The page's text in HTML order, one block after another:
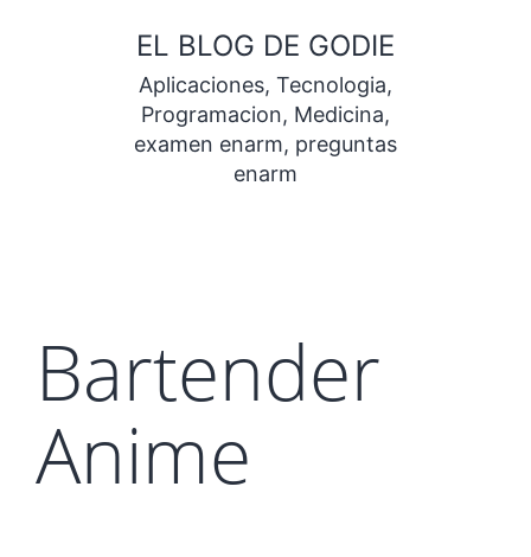
contenido
EL BLOG DE GODIE
Aplicaciones, Tecnologia,
Programacion, Medicina,
examen enarm, preguntas
enarm
Bartender
Anime